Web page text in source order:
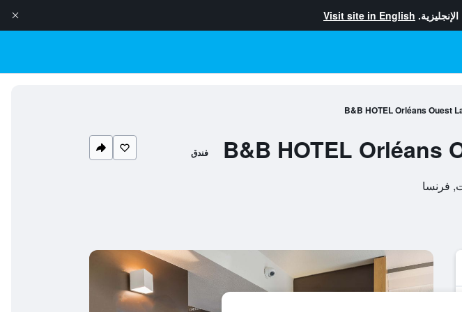
Visit site in English
B&B HOTEL Orléans Ouest
B&B HOTEL Orléans فندق